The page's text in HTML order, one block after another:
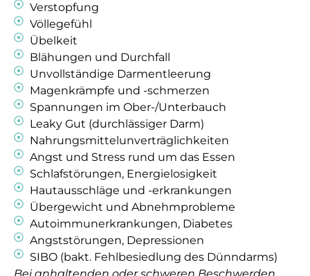
Verstopfung
Völlegefühl
Übelkeit
Blähungen und Durchfall
Unvollständige Darmentleerung
Magenkrämpfe und -schmerzen
Spannungen im Ober-/Unterbauch
Leaky Gut (durchlässiger Darm)
Nahrungsmittelunverträglichkeiten
Angst und Stress rund um das Essen
Schlafstörungen, Energielosigkeit
Hautausschläge und -erkrankungen
Übergewicht und Abnehmprobleme
Autoimmunerkrankungen, Diabetes
Angststörungen, Depressionen
SIBO (bakt. Fehlbesiedlung des Dünndarms)